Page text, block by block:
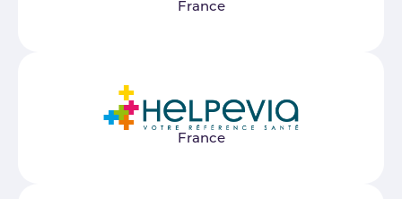
France
France